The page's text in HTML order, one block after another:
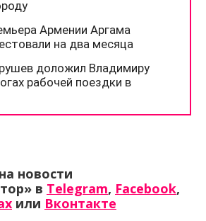
новости
в Telegram, Facebook,
или Вконтакте